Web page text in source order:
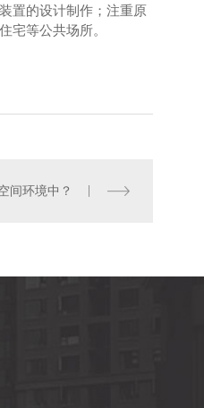
置的设计制作；注重原
宅等公共场所。
间环境中？